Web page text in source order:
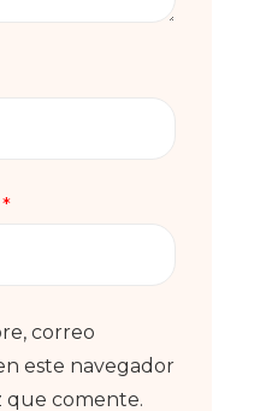
*
correo
este navegador
que comente.